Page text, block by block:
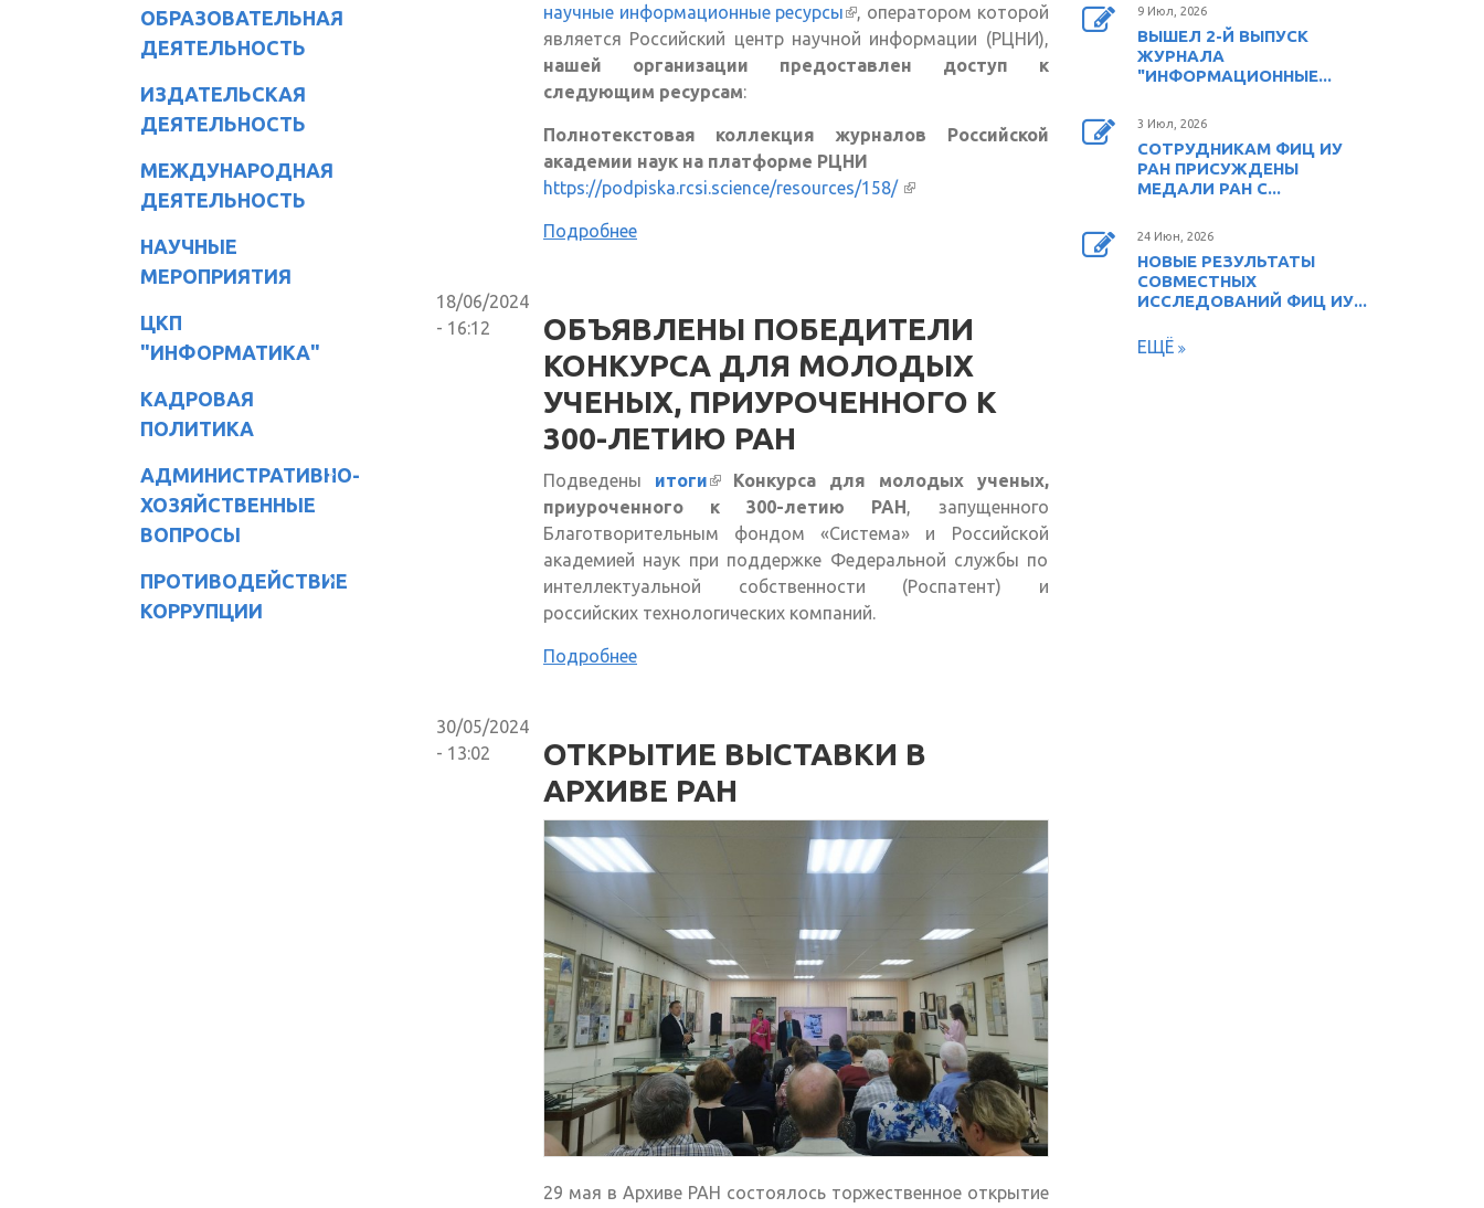
ОБРАЗОВАТЕЛЬНАЯ
ДЕЯТЕЛЬНОСТЬ
ИЗДАТЕЛЬСКАЯ
ДЕЯТЕЛЬНОСТЬ
МЕЖДУНАРОДНАЯ
ДЕЯТЕЛЬНОСТЬ
НАУЧНЫЕ
МЕРОПРИЯТИЯ
ЦКП
"ИНФОРМАТИКА"
КАДРОВАЯ
ПОЛИТИКА
АДМИНИСТРАТИВНО-
ХОЗЯЙСТВЕННЫЕ
ВОПРОСЫ
ПРОТИВОДЕЙСТВИЕ
КОРРУПЦИИ
научные информационные ресурсы(внешняя ссылка)
, оператором которой
является Российский центр научной информации (РЦНИ),
нашей организации предоставлен доступ к
следующим ресурсам:
Полнотекстовая коллекция журналов Российской
академии наук на платформе РЦНИ
https://podpiska.rcsi.science/resources/158/ (внешняя ссылка)
Подробнее
18/06/2024
- 16:12
ОБЪЯВЛЕНЫ ПОБЕДИТЕЛИ
КОНКУРСА ДЛЯ МОЛОДЫХ
УЧЕНЫХ, ПРИУРОЧЕННОГО К
300-ЛЕТИЮ РАН
Подведены итоги(внешняя ссылка)
Конкурса для молодых ученых,
приуроченного к 300-летию РАН, запущенного
Благотворительным фондом «Система» и Российской
академией наук при поддержке Федеральной службы по
интеллектуальной собственности (Роспатент) и
российских технологических компаний.
Подробнее
30/05/2024
- 13:02
ОТКРЫТИЕ ВЫСТАВКИ В
АРХИВЕ РАН
29 мая в Архиве РАН состоялось торжественное открытие
9 Июл, 2026
ВЫШЕЛ 2-Й ВЫПУСК
ЖУРНАЛА
"ИНФОРМАЦИОННЫЕ...
3 Июл, 2026
СОТРУДНИКАМ ФИЦ ИУ
РАН ПРИСУЖДЕНЫ
МЕДАЛИ РАН С...
24 Июн, 2026
НОВЫЕ РЕЗУЛЬТАТЫ
СОВМЕСТНЫХ
ИССЛЕДОВАНИЙ ФИЦ ИУ...
ЕЩЁ